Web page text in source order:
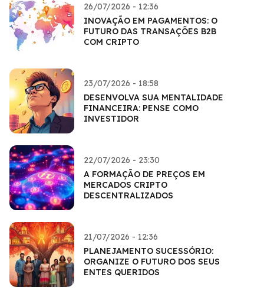
26/07/2026 - 12:36
INOVAÇÃO EM PAGAMENTOS: O
FUTURO DAS TRANSAÇÕES B2B
COM CRIPTO
23/07/2026 - 18:58
DESENVOLVA SUA MENTALIDADE
FINANCEIRA: PENSE COMO
INVESTIDOR
22/07/2026 - 23:30
A FORMAÇÃO DE PREÇOS EM
MERCADOS CRIPTO
DESCENTRALIZADOS
21/07/2026 - 12:36
PLANEJAMENTO SUCESSÓRIO:
ORGANIZE O FUTURO DOS SEUS
ENTES QUERIDOS